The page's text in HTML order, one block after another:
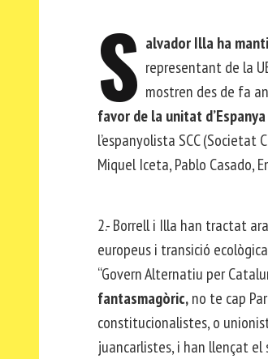
S alvador Illa ha
representant de la
mostren des de fa
favor de la unitat
l’espanyolista SCC
Miquel Iceta, Pablo Casado,
2.- Borrell i Illa han tractat
europeus i transició
“Govern Alternatiu per
fantasmagòric,no te cap
constitucionalistes, o
juancarlistes, i han llençat